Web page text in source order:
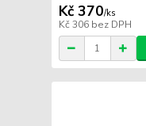
Kč 370/ks
Kč 306 bez DPH